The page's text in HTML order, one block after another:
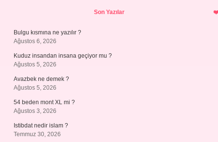
Son Yazılar
Bulgu kısmına ne yazılır ?
Ağustos 6, 2026
Kuduz insandan insana geçiyor mu ?
Ağustos 5, 2026
Avazbek ne demek ?
Ağustos 5, 2026
54 beden mont XL mi ?
Ağustos 3, 2026
Istibdat nedir islam ?
Temmuz 30, 2026